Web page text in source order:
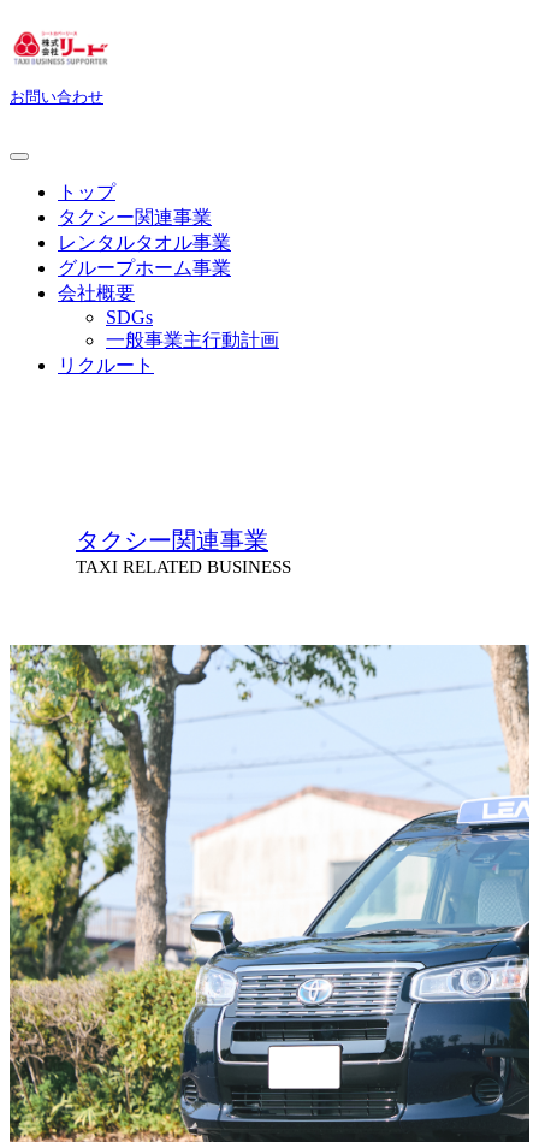
お問い合わせ
トップ
タクシー関連事業
レンタルタオル事業
グループホーム事業
会社概要
SDGs
一般事業主行動計画
リクルート
タクシー関連事業
TAXI RELATED BUSINESS